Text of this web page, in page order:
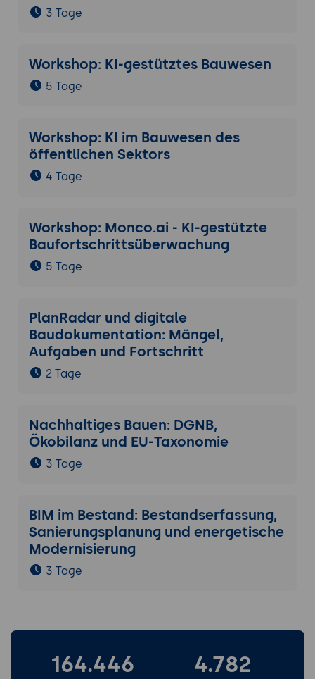
3 Tage
Workshop: KI-gestütztes Bauwesen
5 Tage
Workshop: KI im Bauwesen des
öffentlichen Sektors
4 Tage
Workshop: Monco.ai - KI-gestützte
Baufortschrittsüberwachung
5 Tage
PlanRadar und digitale
Baudokumentation: Mängel,
Aufgaben und Fortschritt
2 Tage
Nachhaltiges Bauen: DGNB,
Ökobilanz und EU-Taxonomie
3 Tage
BIM im Bestand: Bestandserfassung,
Sanierungsplanung und energetische
Modernisierung
3 Tage
164.446 4.782